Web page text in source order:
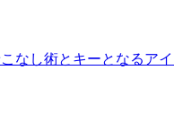
なし術とキーとなるア